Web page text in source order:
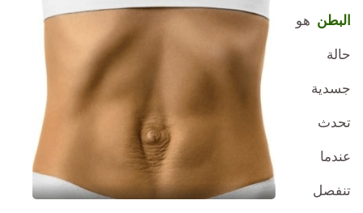
تنافسية
لعضلات
البطن
بأسعار
مغرية
وتنافسية
البطن هو
حالة
جسدية
تحدث
عندما
تنفصل